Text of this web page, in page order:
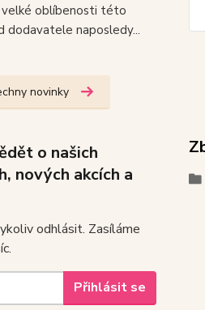
oblíbenosti této
dodavatele naposledy...
novinky
o našich
nových akcích a
odhlásit. Zasíláme
Přihlásit se